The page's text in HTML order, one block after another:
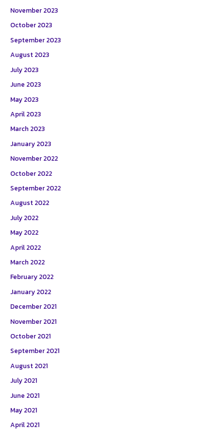
November 2023
October 2023
September 2023
August 2023
July 2023
June 2023
May 2023
April 2023
March 2023
January 2023
November 2022
October 2022
September 2022
August 2022
July 2022
May 2022
April 2022
March 2022
February 2022
January 2022
December 2021
November 2021
October 2021
September 2021
August 2021
July 2021
June 2021
May 2021
April 2021